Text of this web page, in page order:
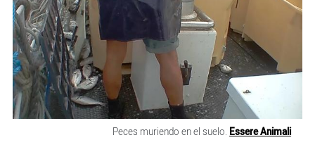
Peces muriendo en el suelo. Essere Animali